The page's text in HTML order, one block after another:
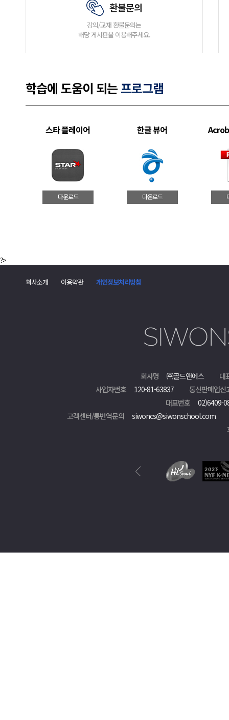
환불문의
강의/교재 환불문의는
해당 게시판을 이용해주세요.
학습에 도움이 되는프로그램
스타 플레이어
다운로드
한글 뷰어
다운로드
?>
회사소개 이용약관 개인정보처리방침
회사명 ㈜골드앤에스
대
사업자번호
120-81-63837
통신판매업신
대표번호
02)6409-
고객센터/통번역문의
siwoncs@siwonschool.com